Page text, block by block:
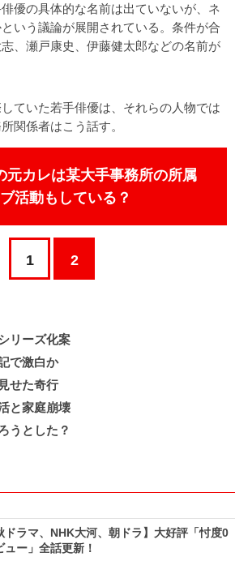
優の具体的な名前は出ていないが、ネ
いう議論が展開されている。条件が合
、瀬戸康史、伊藤健太郎などの名前が
ていた若手俳優は、それらの人物では
関係者はこう話す。
元カレは某大手事務所の所属
活動もしている？
1 2
リーズ化案
で激白か
せた奇行
と家庭崩壊
うとした？
ドラマ、NHK大河、朝ドラ】大好評「忖度0
ュー」全話更新！